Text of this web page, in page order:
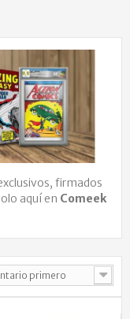
firmados
aquí en Comeek
primero